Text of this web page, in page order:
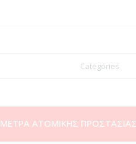
ΜΕΤΡΑ ΑΤΟΜΙΚΗΣ ΠΡΟΣΤΑΣΙΑΣ